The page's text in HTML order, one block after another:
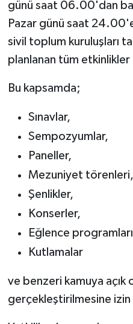
günü saat 06.00'dan
Pazar günü saat
sivil toplum kuruluşları
planlanan tüm etkinlikler
Bu kapsamda;
Sınavlar,
Sempozyumlar,
Paneller,
Mezuniyet törenleri,
Şenlikler,
Konserler,
Eğlence
Kutlamalar
ve benzeri kamuya açık
gerçekleştirilmesine